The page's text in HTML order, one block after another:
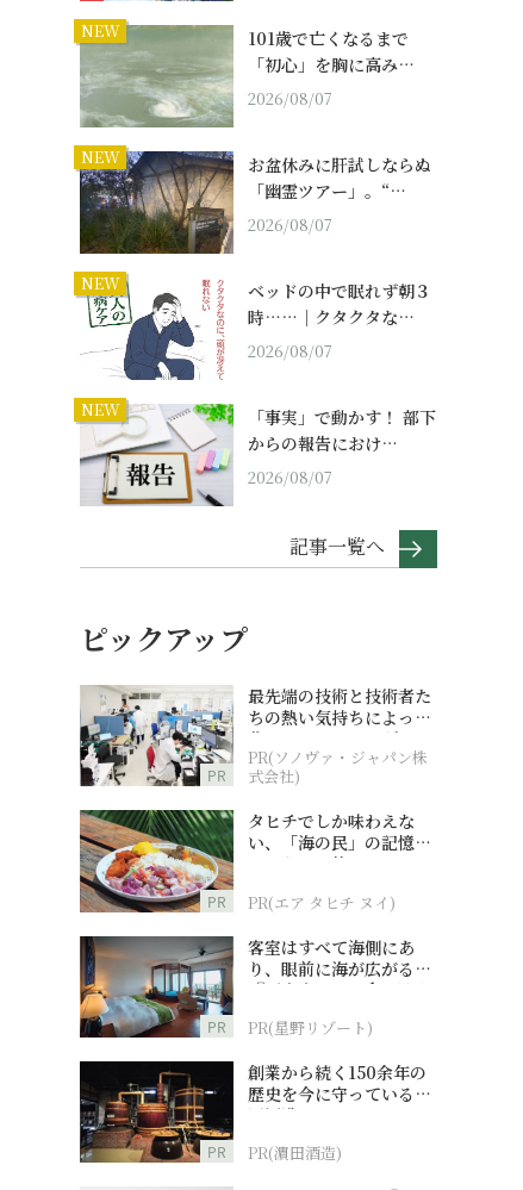
NEW
101歳で亡くなるまで
「初心」を胸に高み…
2026/08/07
NEW
お盆休みに肝試しならぬ
「幽霊ツアー」。“…
2026/08/07
NEW
ベッドの中で眠れず朝３
時……｜クタクタな…
2026/08/07
NEW
「事実」で動かす！ 部下
からの報告におけ…
2026/08/07
記事一覧へ
ピックアップ
PR
最先端の技術と技術者た
ちの熱い気持ちによって
作られているオーダーメ
イド補聴器
PR(ソノヴァ・ジャパン株
式会社)
PR
タヒチでしか味わえな
い、「海の民」の記憶へ
とつながる旅
PR(エア タヒチ ヌイ)
PR
客室はすべて海側にあ
り、眼前に海が広がる
『西表島ホテル by 星野
PR(星野リゾート)
PR
創業から続く150余年の
歴史を今に守っている濵
田酒造
PR(濵田酒造)